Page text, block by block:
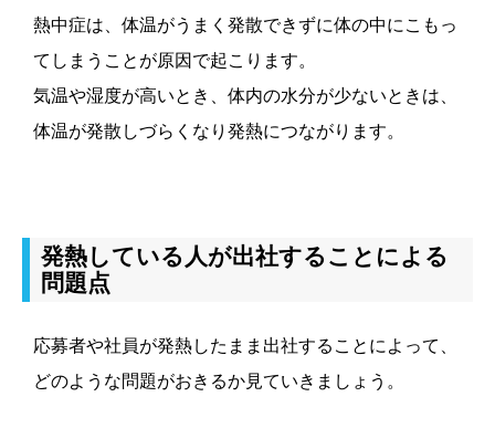
熱中症は、体温がうまく発散できずに体の中にこもっ
てしまうことが原因で起こります。
気温や湿度が高いとき、体内の水分が少ないときは、
体温が発散しづらくなり発熱につながります。
発熱している人が出社することによる
問題点
応募者や社員が発熱したまま出社することによって、
どのような問題がおきるか見ていきましょう。